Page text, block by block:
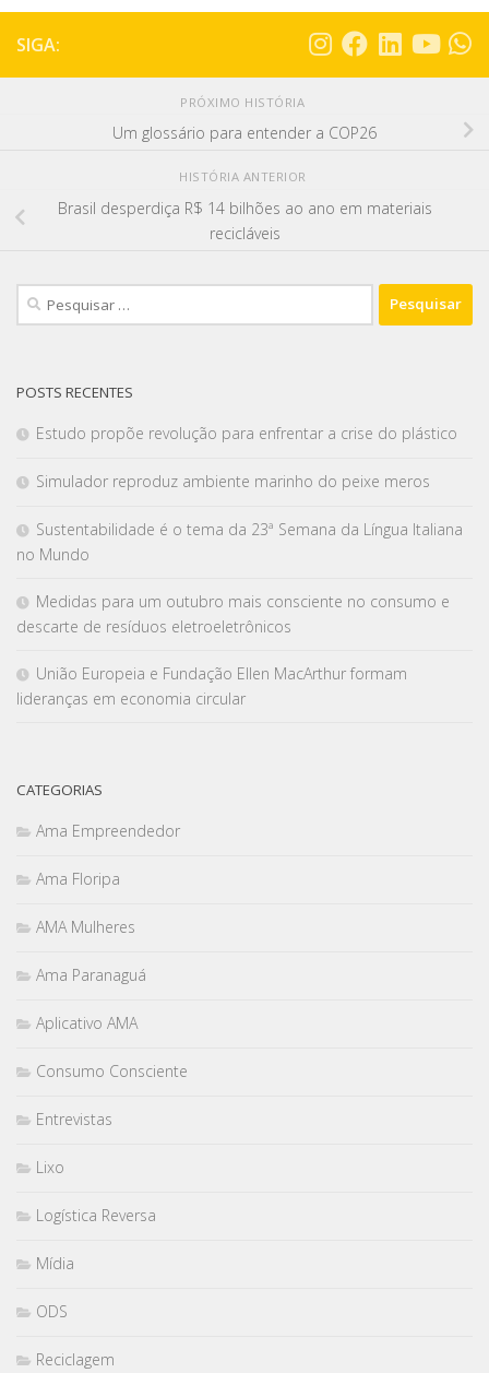
SIGA:
PRÓXIMO HISTÓRIA
Um glossário para entender a COP26
HISTÓRIA ANTERIOR
Brasil desperdiça R$ 14 bilhões ao ano em materiais
recicláveis
POSTS RECENTES
Estudo propõe revolução para enfrentar a crise do plástico
Simulador reproduz ambiente marinho do peixe meros
Sustentabilidade é o tema da 23ª Semana da Língua Italiana
no Mundo
Medidas para um outubro mais consciente no consumo e
descarte de resíduos eletroeletrônicos
União Europeia e Fundação Ellen MacArthur formam
lideranças em economia circular
CATEGORIAS
Ama Empreendedor
Ama Floripa
AMA Mulheres
Ama Paranaguá
Aplicativo AMA
Consumo Consciente
Entrevistas
Lixo
Logística Reversa
Mídia
ODS
Reciclagem